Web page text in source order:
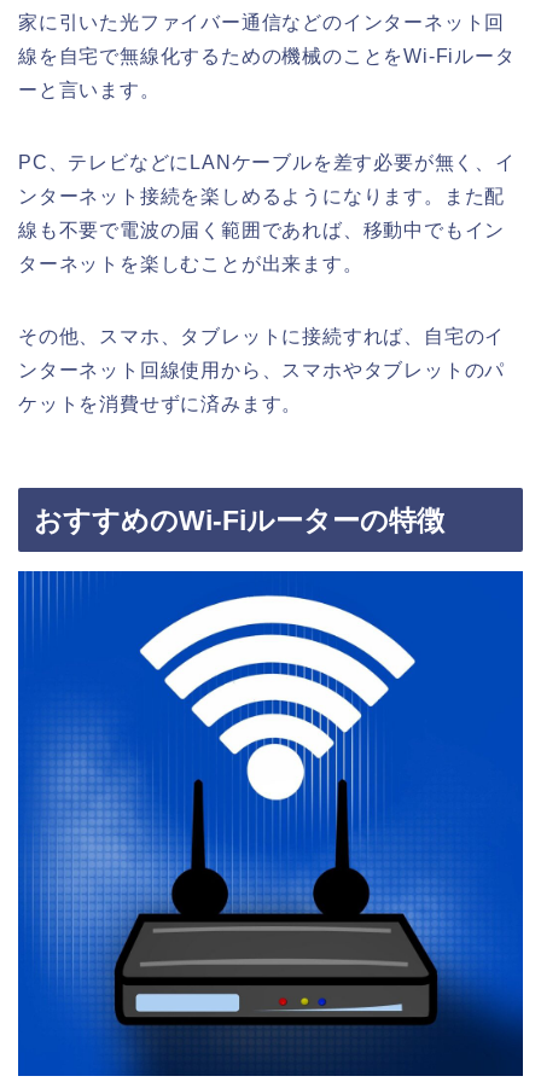
家に引いた光ファイバー通信などのインターネット回
線を自宅で無線化するための機械のことをWi-Fiルータ
ーと言います。
PC、テレビなどにLANケーブルを差す必要が無く、イ
ンターネット接続を楽しめるようになります。また配
線も不要で電波の届く範囲であれば、移動中でもイン
ターネットを楽しむことが出来ます。
その他、スマホ、タブレットに接続すれば、自宅のイ
ンターネット回線使用から、スマホやタブレットのパ
ケットを消費せずに済みます。
おすすめのWi-Fiルーターの特徴